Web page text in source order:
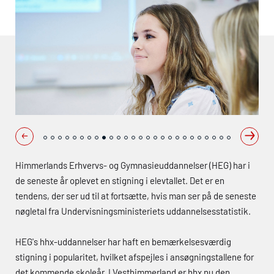
Himmerlands Erhvervs- og Gymnasieuddannelser (HEG) har i
de seneste år oplevet en stigning i elevtallet. Det er en
tendens, der ser ud til at fortsætte, hvis man ser på de seneste
nøgletal fra Undervisningsministeriets uddannelsesstatistik.
HEG's hhx-uddannelser har haft en bemærkelsesværdig
stigning i popularitet, hvilket afspejles i ansøgningstallene for